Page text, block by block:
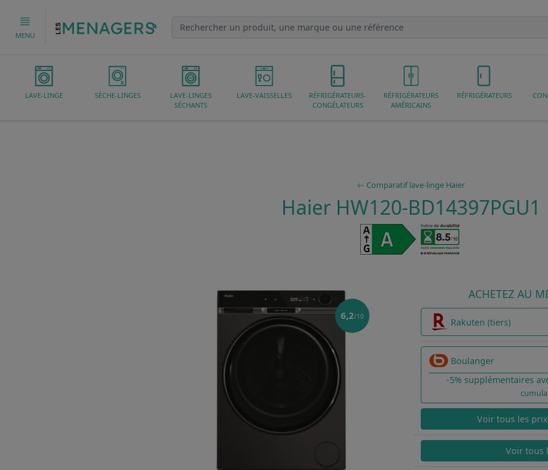
MENU
LAVE-LINGE SÈCHE-LINGES
LAVE-LINGES
SÉCHANTS
LAVE-VAISSELLES
RÉFRIGÉRATEURS-
CONGÉLATEURS
RÉFRIGÉRATEURS
AMÉRICAINS
RÉFRIGÉRATEURS
Comparatif lave-linge Haier
Haier HW120-BD14397PGU1
6,2/10
ACHETEZ AU
Rakuten (tiers)
Boulanger
-5% supplémentaires
Voir tous les
Voir tous